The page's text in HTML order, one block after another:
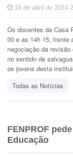
18 de abril de 2014
Os docentes da Casa
00 e as 14h 15, frente
negociação da
no sentido de
os jovens desta
Todas as Notícias
FENPROF
Educação